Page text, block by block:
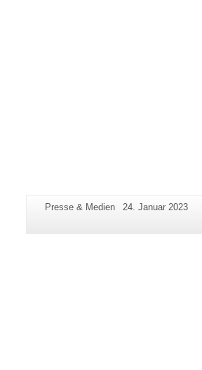
Zusätzliche
Seiten-
Presse & Medien
Letzte
24. Januar 2023